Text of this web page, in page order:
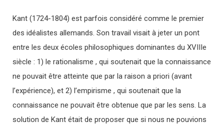
Kant (1724-1804) est parfois considéré comme le premier
des idéalistes allemands. Son travail visait à jeter un pont
entre les deux écoles philosophiques dominantes du XVIIIe
siècle : 1) le rationalisme , qui soutenait que la connaissance
ne pouvait être atteinte que par la raison a priori (avant
l’expérience), et 2) l’empirisme , qui soutenait que la
connaissance ne pouvait être obtenue que par les sens. La
solution de Kant était de proposer que si nous ne pouvions